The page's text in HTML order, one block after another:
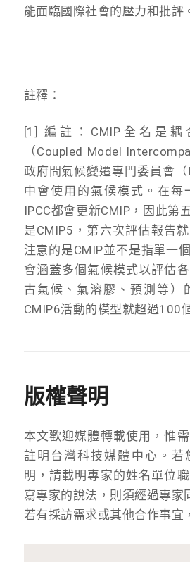
能面臨國際社會的壓力和批評
註釋：
[1] 編註：CMIP全名是
（Coupled Model
政府間氣候變遷專門委員會（
中會使用的氣候模式。在每
IPCC都會更新CMIP， 因此第
是CMIP5， 第六次評估報告就
注意的是CMIP並不是指單一
會涵蓋多個氣候模式以評估
古氣候、氣溶膠、預測等）
CMIP6活動的模型就超過100
版權聲明
本文歡迎媒體轉載使用，惟
註明台灣科技媒體中心。若
明，請載明專家的姓名單位
寫專家的說法，則須經過專家
若有採訪需求或其他合作事宜